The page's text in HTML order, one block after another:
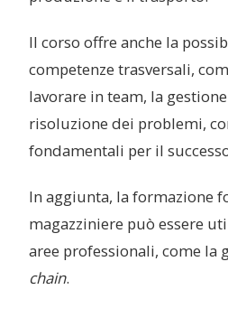
Il corso offre anche la
competenze trasversali,
lavorare in team, la
risoluzione dei problemi,
fondamentali per il
In aggiunta, la formazione
magazziniere può essere
aree professionali, come la
chain.